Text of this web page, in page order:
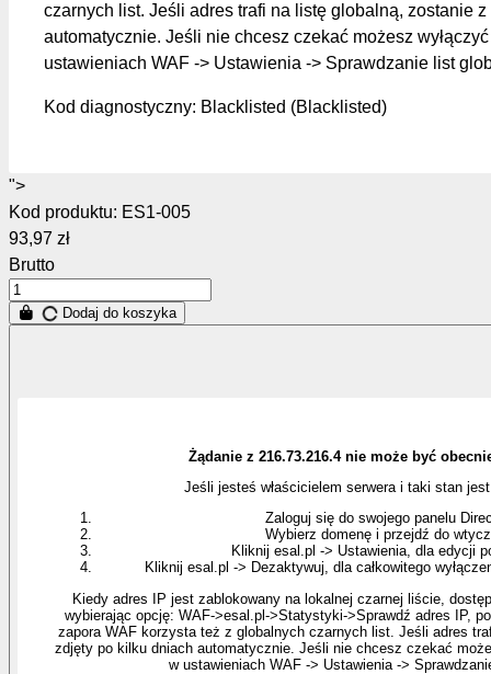
czarnych list. Jeśli adres trafi na listę globalną, zostanie
automatycznie. Jeśli nie chcesz czekać możesz
ustawieniach WAF -> Ustawienia -> Sprawdzanie list
Kod diagnostyczny: Blacklisted (Blacklisted)
">
Kod produktu: ES1-005
93,97 zł
Brutto
Dodaj do koszyka
Żądanie z 216.73.216.4 nie może być
Jeśli jesteś właścicielem serwera i taki stan
Zaloguj się do swojego panelu
Wybierz domenę i przejdź do
Kliknij esal.pl -> Ustawienia, dla edycji
Kliknij esal.pl -> Dezaktywuj, dla całkowitego
Kiedy adres IP jest zablokowany na lokalnej czarnej liście,
wybierając opcję: WAF->esal.pl->Statystyki->Sprawdź adres IP,
zapora WAF korzysta też z globalnych czarnych list. Jeśli adres
zdjęty po kilku dniach automatycznie. Jeśli nie chcesz czekać
w ustawieniach WAF -> Ustawienia ->